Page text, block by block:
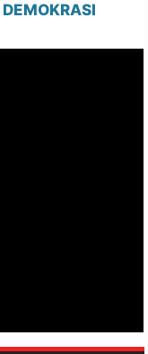
DEMOKRASI